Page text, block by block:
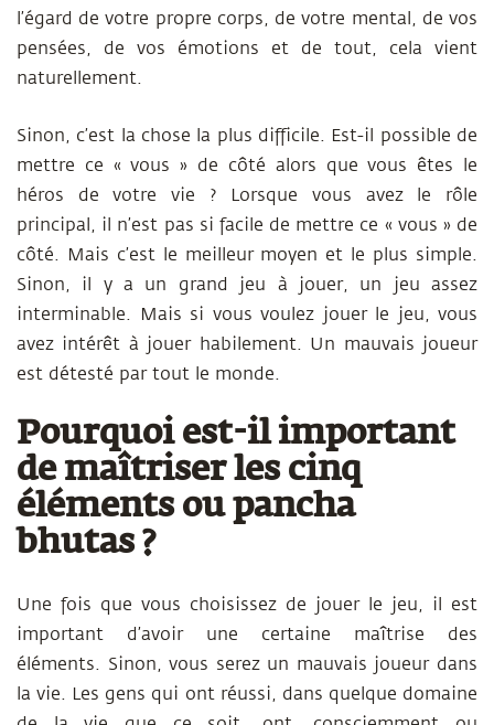
l’égard de votre propre corps, de votre mental, de vos
pensées, de vos émotions et de tout, cela vient
naturellement.
Sinon, c’est la chose la plus difficile. Est-il possible de
mettre ce « vous » de côté alors que vous êtes le
héros de votre vie ? Lorsque vous avez le rôle
principal, il n’est pas si facile de mettre ce « vous » de
côté. Mais c’est le meilleur moyen et le plus simple.
Sinon, il y a un grand jeu à jouer, un jeu assez
interminable. Mais si vous voulez jouer le jeu, vous
avez intérêt à jouer habilement. Un mauvais joueur
est détesté par tout le monde.
Pourquoi est-il important
de maîtriser les cinq
éléments ou pancha
bhutas ?
Une fois que vous choisissez de jouer le jeu, il est
important d’avoir une certaine maîtrise des
éléments. Sinon, vous serez un mauvais joueur dans
la vie. Les gens qui ont réussi, dans quelque domaine